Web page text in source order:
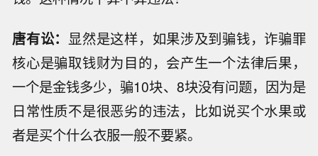
唐有讼： 显然是这样，如果涉及到骗钱，诈骗罪
核心是骗取钱财为目的，会产生一个法律后果，
一个是金钱多少，骗10块、8块没有问题，因为是
日常性质不是很恶劣的违法，比如说买个水果或
者是买个什么衣服一般不要紧。